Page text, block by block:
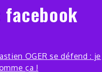
facebook